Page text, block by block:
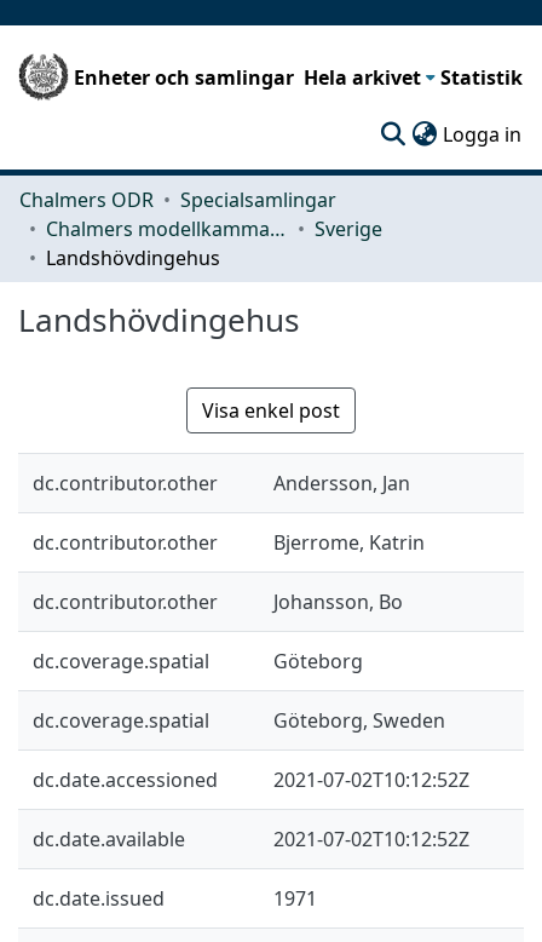
Enheter och samlingar Hela arkivet Statistik
Logga in
Chalmers ODR
Specialsamlingar
Chalmers modellkammare
Sverige
Landshövdingehus
Landshövdingehus
Visa enkel post
dc.contributor.other Andersson, Jan
dc.contributor.other Bjerrome, Katrin
dc.contributor.other Johansson, Bo
dc.coverage.spatial Göteborg
dc.coverage.spatial Göteborg, Sweden
dc.date.accessioned 2021-07-02T10:12:52Z
dc.date.available 2021-07-02T10:12:52Z
dc.date.issued 1971